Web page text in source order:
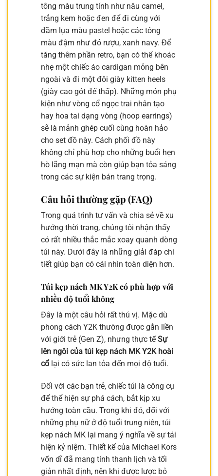
tông màu trung tính như nâu camel,
trắng kem hoặc đen để đi cùng với
đầm lụa màu pastel hoặc các tông
màu đậm như đỏ rượu, xanh navy. Để
tăng thêm phần retro, bạn có thể khoác
nhẹ một chiếc áo cardigan mỏng bên
ngoài và đi một đôi giày kitten heels
(giày cao gót đế thấp). Những món phụ
kiện như vòng cổ ngọc trai nhân tạo
hay hoa tai dạng vòng (hoop earrings)
sẽ là mảnh ghép cuối cùng hoàn hảo
cho set đồ này. Cách phối đồ này
không chỉ phù hợp cho những buổi hẹn
hò lãng mạn mà còn giúp bạn tỏa sáng
trong các sự kiện bán trang trọng.
Câu hỏi thường gặp (FAQ)
Trong quá trình tư vấn và chia sẻ về xu
hướng thời trang, chúng tôi nhận thấy
có rất nhiều thắc mắc xoay quanh dòng
túi này. Dưới đây là những giải đáp chi
tiết giúp bạn có cái nhìn toàn diện hơn.
Túi kẹp nách MK Y2K có phù hợp với
nhiều độ tuổi không
Đây là một câu hỏi rất thú vị. Mặc dù
phong cách Y2K thường được gắn liền
với giới trẻ (Gen Z), nhưng thực tếSự
lên ngôi của túi kẹp nách MK Y2K hoài
cổlại có sức lan tỏa đến mọi độ tuổi.
Đối với các bạn trẻ, chiếc túi là công cụ
để thể hiện sự phá cách, bắt kịp xu
hướng toàn cầu. Trong khi đó, đối với
những phụ nữ ở độ tuổi trung niên, túi
kẹp nách MK lại mang ý nghĩa về sự tái
hiện kỷ niệm. Thiết kế của Michael Kors
vốn dĩ đã mang tính thanh lịch và tối
giản nhất định, nên khi được lược bỏ